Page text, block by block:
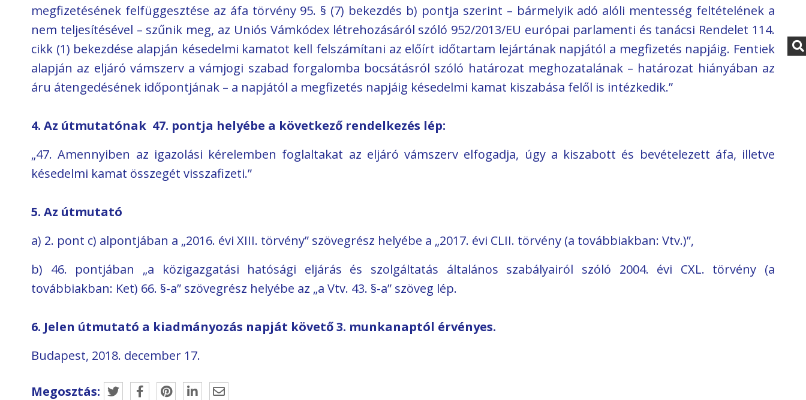
megfizetésének felfüggesztése az áfa törvény 95. § (7) bekezdés b) pontja szerint – bármelyik adó alóli mentesség feltételének a
nem teljesítésével – szűnik meg, az Uniós Vámkódex létrehozásáról szóló 952/2013/EU európai parlamenti és tanácsi Rendelet 114.
cikk (1) bekezdése alapján késedelmi kamatot kell felszámítani az előírt időtartam lejártának napjától a megfizetés napjáig. Fentiek
alapján az eljáró vámszerv a vámjogi szabad forgalomba bocsátásról szóló határozat meghozatalának – határozat hiányában az
áru átengedésének időpontjának – a napjától a megfizetés napjáig késedelmi kamat kiszabása felől is intézkedik.”
4. Az útmutatónak 47. pontja helyébe a következő rendelkezés lép:
„47. Amennyiben az igazolási kérelemben foglaltakat az eljáró vámszerv elfogadja, úgy a kiszabott és bevételezett áfa, illetve
késedelmi kamat összegét visszafizeti.”
5. Az útmutató
a) 2. pont c) alpontjában a „2016. évi XIII. törvény” szövegrész helyébe a „2017. évi CLII. törvény (a továbbiakban: Vtv.)”,
b) 46. pontjában „a közigazgatási hatósági eljárás és szolgáltatás általános szabályairól szóló 2004. évi CXL. törvény (a
továbbiakban: Ket) 66. §-a” szövegrész helyébe az „a Vtv. 43. §-a” szöveg lép.
6. Jelen útmutató a kiadmányozás napját követő 3. munkanaptól érvényes.
Budapest, 2018. december 17.
Megosztás: